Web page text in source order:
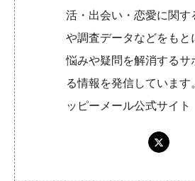
活・出会い・恋愛に関す
や調査データなどをもと
悩みや疑問を解消するサ
る情報を発信してい
ッピーメール公式サイト